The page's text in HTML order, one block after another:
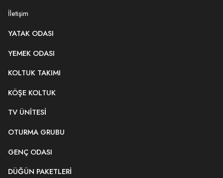
İletişim
YATAK ODASI
YEMEK ODASI
KOLTUK TAKIMI
KÖŞE KOLTUK
TV ÜNITESI
OTURMA GRUBU
GENÇ ODASI
DÜĞÜN PAKETLERI